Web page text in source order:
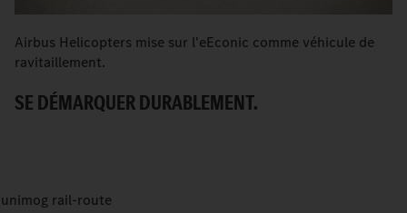
Airbus Helicopters mise sur l'eEconic comme véhicule de
ravitaillement.
SE DÉMARQUER DURABLEMENT.
unimog rail-route